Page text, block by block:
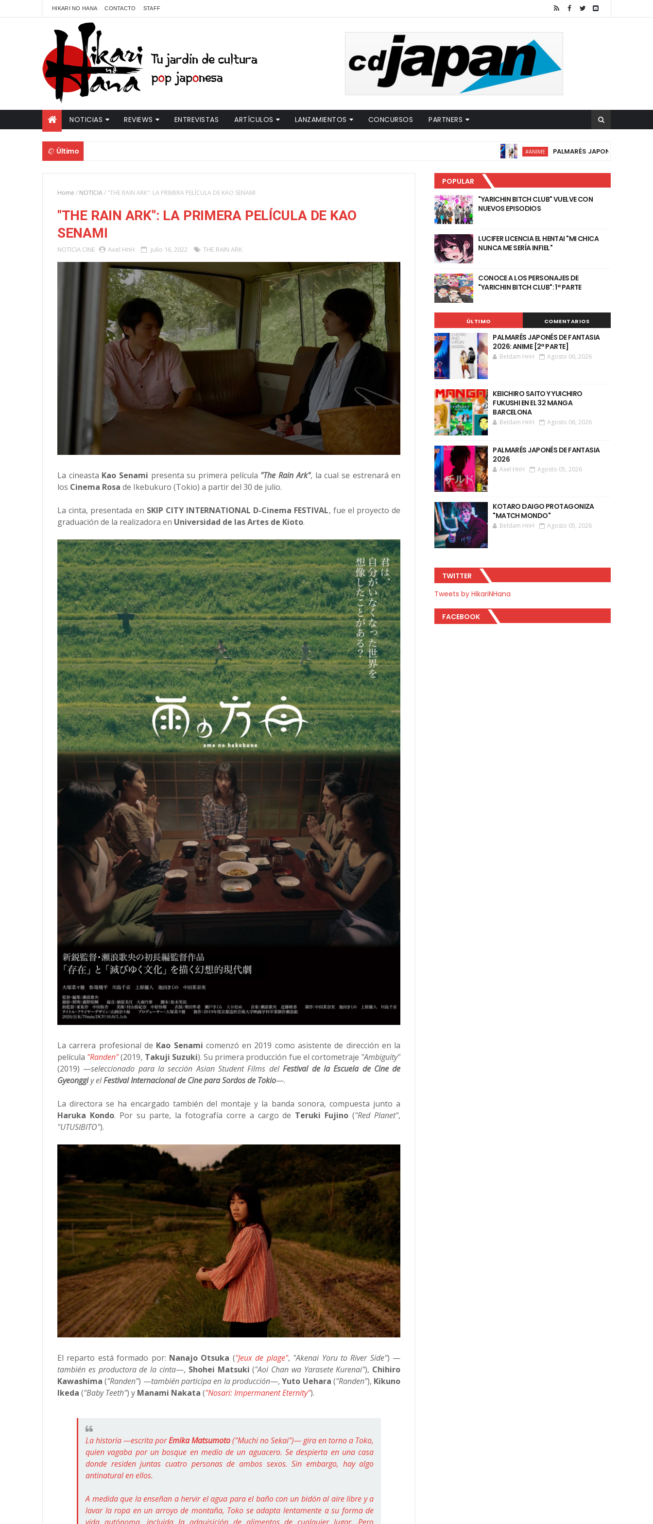
HIKARI NO HANA CONTACTO STAFF
NOTICIAS REVIEWS ENTREVISTAS ARTÍCULOS LANZAMIENTOS CONCURSOS PARTNERS
Último #ANIME PALMARÉS JAPONÉS DE FANTASIA 2026:
Home / NOTICIA/ "THE RAIN ARK": LA PRIMERA PELÍCULA DE KAO SENAMI
"THE RAIN ARK": LA PRIMERA PELÍCULA DE KAO
SENAMI
NOTICIA CINE Axel HnH julio 16, 2022 THE RAIN ARK
La cineasta Kao Senami presenta su primera película "The Rain Ark", la cual se estrenará en
los Cinema Rosa de Ikebukuro (Tokio) a partir del 30 de julio.
La cinta, presentada en SKIP CITY INTERNATIONAL D-Cinema FESTIVAL, fue el proyecto de
graduación de la realizadora en Universidad de las Artes de Kioto.
La carrera profesional de Kao Senami comenzó en 2019 como asistente de dirección en la
película "Randen"(2019, Takuji Suzuki). Su primera producción fue el cortometraje "Ambiguity"
(2019) —seleccionado para la sección Asian Student Films delFestival de la Escuela de Cine de
Gyeonggiy elFestival Internacional de Cine para Sordos de Tokio—.
La directora se ha encargado también del montaje y la banda sonora, compuesta junto a
Haruka Kondo. Por su parte, la fotografía corre a cargo de Teruki Fujino("Red Planet",
"UTUSIBITO").
El reparto está formado por: Nanajo Otsuka ("Jeux de plage", "Akenai Yoru to River Side") —
también es productora de la cinta—, Shohei Matsuki("Aoi Chan wa Yarasete Kurenai"), Chihiro
Kawashima ("Randen") —también participa en la producción—,Yuto Uehara ("Randen"), Kikuno
Ikeda ("Baby Teeth") y Manami Nakata ("Nosari: Impermanent Eternity").
La historia —escrita porEmika Matsumoto("Muchi no Sekai")— gira en torno a Toko,
quien vagaba por un bosque en medio de un aguacero. Se despierta en una casa
donde residen juntas cuatro personas de ambos sexos. Sin embargo, hay algo
antinatural en ellos.
A medida que la enseñan a hervir el agua para el baño con un bidón al aire libre y a
lavar la ropa en un arroyo de montaña, Toko se adapta lentamente a su forma de
POPULAR
"YARICHIN BITCH CLUB" VUELVE CON
NUEVOS EPISODIOS
LUCIFER LICENCIA EL HENTAI "MI CHICA
NUNCA ME SERÍA INFIEL"
CONOCE A LOS PERSONAJES DE
"YARICHIN BITCH CLUB": 1ª PARTE
ÚLTIMO COMENTARIOS
PALMARÉS JAPONÉS DE FANTASIA
2026: ANIME [2ª PARTE]
Beldam HnH Agosto 06, 2026
KEIICHIRO SAITO Y YUICHIRO
FUKUSHI EN EL 32 MANGA
BARCELONA
Beldam HnH Agosto 06, 2026
PALMARÉS JAPONÉS DE FANTASIA
2026
Axel HnH Agosto 05, 2026
KOTARO DAIGO PROTAGONIZA
"MATCH MONDO"
Beldam HnH Agosto 05, 2026
TWITTER
Tweets by HikariNHana
FACEBOOK